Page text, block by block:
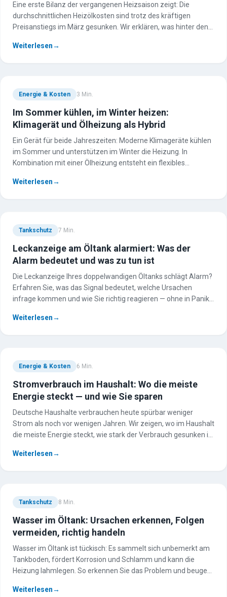
Eine erste Bilanz der vergangenen Heizsaison zeigt: Die
durchschnittlichen Heizölkosten sind trotz des kräftigen
Preisanstiegs im März gesunken. Wir erklären, was hinter den
Energieträgern dasteht.
Weiterlesen→
Energie & Kosten 3 Min.
Im Sommer kühlen, im Winter heizen:
Klimagerät und Ölheizung als Hybrid
Ein Gerät für beide Jahreszeiten: Moderne Klimageräte kühlen
im Sommer und unterstützen im Winter die Heizung. In
Kombination mit einer Ölheizung entsteht ein flexibles
Weiterlesen→
Tankschutz 7 Min.
Leckanzeige am Öltank alarmiert: Was der
Alarm bedeutet und was zu tun ist
Die Leckanzeige Ihres doppelwandigen Öltanks schlägt Alarm?
Erfahren Sie, was das Signal bedeutet, welche Ursachen
infrage kommen und wie Sie richtig reagieren — ohne in Panik
Weiterlesen→
Energie & Kosten 6 Min.
Stromverbrauch im Haushalt: Wo die meiste
Energie steckt — und wie Sie sparen
Deutsche Haushalte verbrauchen heute spürbar weniger
Strom als noch vor wenigen Jahren. Wir zeigen, wo im Haushalt
die meiste Energie steckt, wie stark der Verbrauch gesunken ist
senken.
Weiterlesen→
Tankschutz 8 Min.
Wasser im Öltank: Ursachen erkennen, Folgen
vermeiden, richtig handeln
Wasser im Öltank ist tückisch: Es sammelt sich unbemerkt am
Tankboden, fördert Korrosion und Schlamm und kann die
Heizung lahmlegen. So erkennen Sie das Problem und beugen
Weiterlesen→